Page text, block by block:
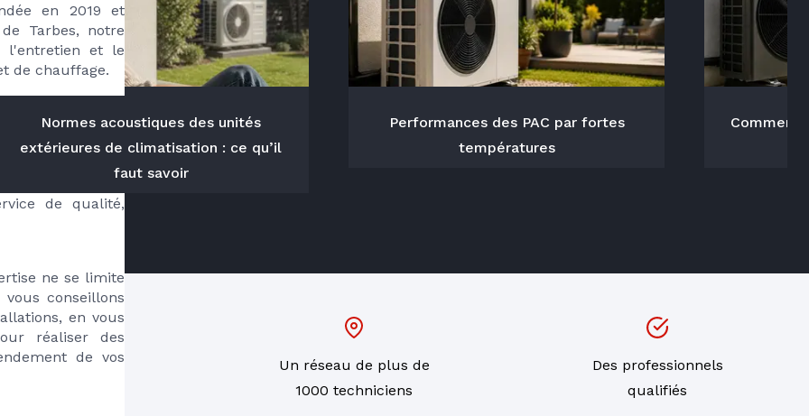
en 2019 et
Tarbes, notre
l'entretien et le
de chauffage.
dans l'entretien
fioul, ainsi que
Grâce à
plus de 30 ans
de qualité,
ne se limite
conseillons
en vous
réaliser des
de vos
Normes acoustiques des unités
extérieures de climatisation : ce qu’il
faut savoir
Performances des PAC par fortes
températures
Comment
Installation et
Un réseau de plus de
1000 techniciens
Des professionnels
qualifiés